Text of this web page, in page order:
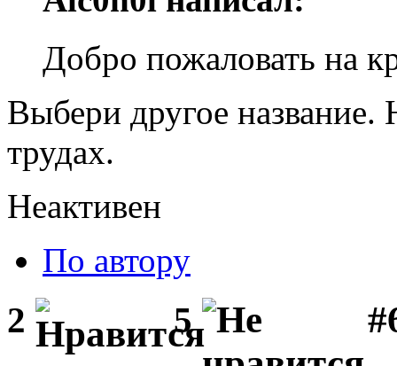
Добро пожаловать на
Выбери другое
трудах.
Неактивен
По автору
2 5